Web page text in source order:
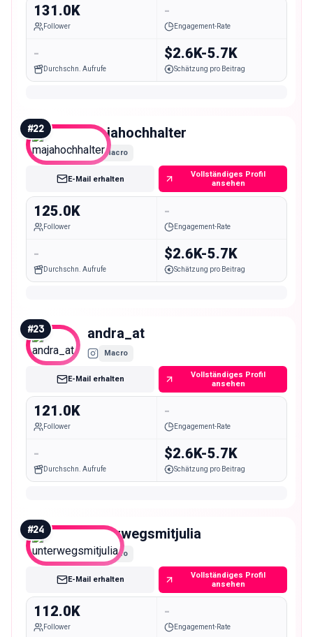
131.0K
Follower
-
Engagement-Rate
-
Durchschn. Aufrufe
$2.6K-5.7K
Schätzung pro Beitrag
#22 majahochhalter
Macro
E-Mail erhalten
Vollständiges Profil
ansehen
125.0K
Follower
-
Engagement-Rate
-
Durchschn. Aufrufe
$2.6K-5.7K
Schätzung pro Beitrag
#23 andra_at
Macro
E-Mail erhalten
Vollständiges Profil
ansehen
121.0K
Follower
-
Engagement-Rate
-
Durchschn. Aufrufe
$2.6K-5.7K
Schätzung pro Beitrag
#24 unterwegsmitjulia
Macro
E-Mail erhalten
Vollständiges Profil
ansehen
112.0K
Follower
-
Engagement-Rate